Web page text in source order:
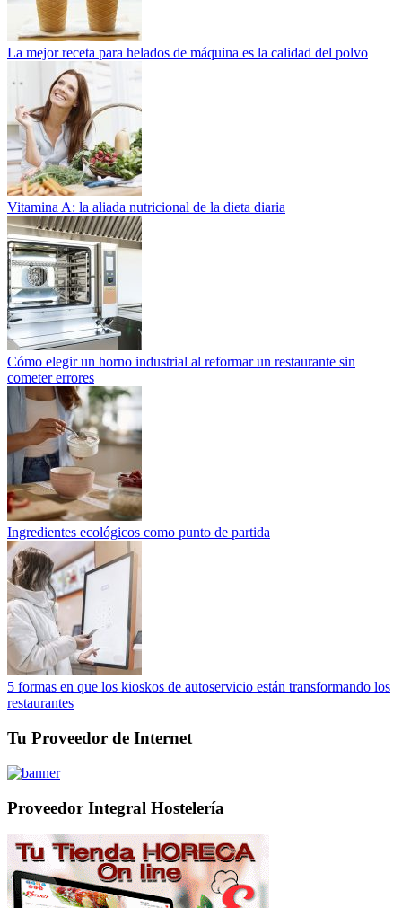
La mejor receta para helados de máquina es la calidad del polvo
Vitamina A: la aliada nutricional de la dieta diaria
Cómo elegir un horno industrial al reformar un restaurante sin
cometer errores
Ingredientes ecológicos como punto de partida
5 formas en que los kioskos de autoservicio están transformando los
restaurantes
Tu Proveedor de Internet
Proveedor Integral Hostelería